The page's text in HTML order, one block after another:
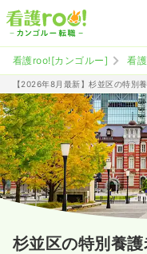
看護roo![カンゴルー] 看
【2026年8月最新】杉並区の特別
杉並区の特別養